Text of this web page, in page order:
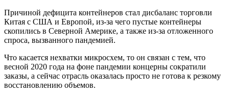
Причиной дефицита контейнеров стал дисбаланс торговли
Китая с США и Европой, из-за чего пустые контейнеры
скопились в Северной Америке, а также из-за отложенного
спроса, вызванного пандемией.
Что касается нехватки микросхем, то он связан с тем, что
весной 2020 года на фоне пандемии концерны сократили
заказы, а сейчас отрасль оказалась просто не готова к резкому
восстановлению объемов.